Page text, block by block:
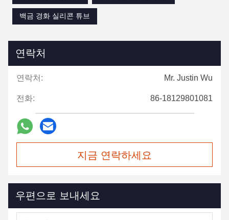
백금 경화 실리콘 튜브
연락처
연락처: Mr. Justin Wu
전화: 86-18129801081
지금 연락하세요
우편으로 보내세요